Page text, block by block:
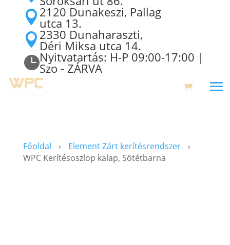
 2120 Dunakeszi, Pallag
utca 13.
 2330 Dunaharaszti,
Déri Miksa utca 14.
Nyitvatartás: H-P 09:00-17:00 |
Szo - ZÁRVA
Főoldal › Element Zárt kerítésrendszer
›
WPC Kerítésoszlop kalap, Sötétbarna